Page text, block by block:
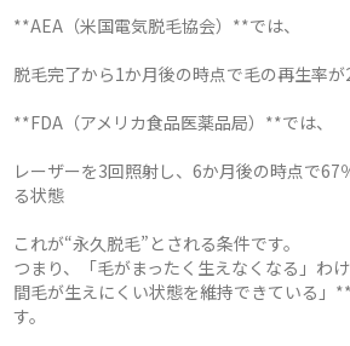
**AEA（米国電気脱毛協会）**では、
脱毛完了から1か月後の時点で毛の再生率
**FDA（アメリカ食品医薬品局）**では、
レーザーを3回照射し、6か月後の時点で67
る状態
これが“永久脱毛”とされる条件です。
つまり、「毛がまったく生えなくなる」わ
間毛が生えにくい状態を維持できている」
す。